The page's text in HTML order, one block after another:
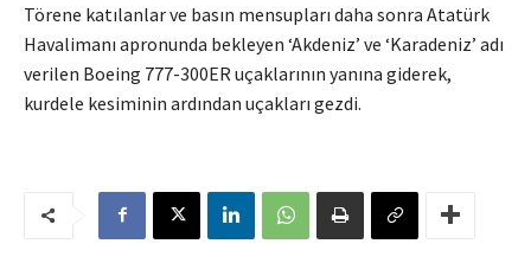
Törene katılanlar ve basın mensupları daha sonra Atatürk
Havalimanı apronunda bekleyen ‘Akdeniz’ ve ‘Karadeniz’ adı
verilen Boeing 777-300ER uçaklarının yanına giderek,
kurdele kesiminin ardından uçakları gezdi.